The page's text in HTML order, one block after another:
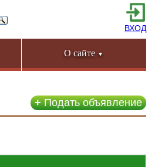
ВХОД
О сайте ▼
+Подать объявление